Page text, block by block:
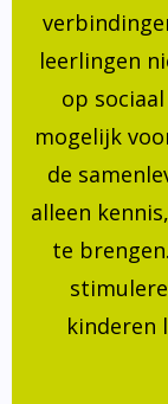
leerlingen
op
mogelijk
de
alleen
te
kinderen